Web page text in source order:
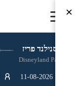
דיסנילנד פריז
Disneyland Paris
×